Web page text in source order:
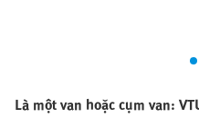
Là một van hoặc cụm van: